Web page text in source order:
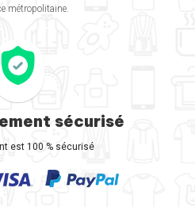
métropolitaine.
sécurisé
est 100 % sécurisé